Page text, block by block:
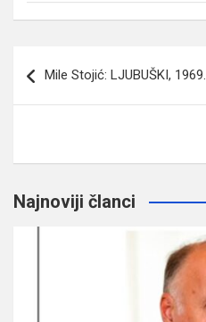
članaka
Mile Stojić: LJUBUŠKI, 1969.
Najnoviji članci